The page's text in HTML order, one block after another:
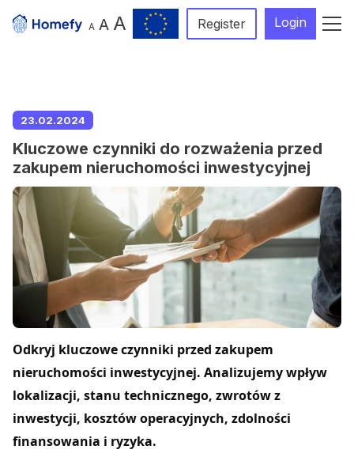
A A A Register Login
23.02.2024
Kluczowe czynniki do rozważenia przed
zakupem nieruchomości inwestycyjnej
Odkryj kluczowe czynniki przed zakupem
nieruchomości inwestycyjnej. Analizujemy wpływ
lokalizacji, stanu technicznego, zwrotów z
inwestycji, kosztów operacyjnych, zdolności
finansowania i ryzyka.